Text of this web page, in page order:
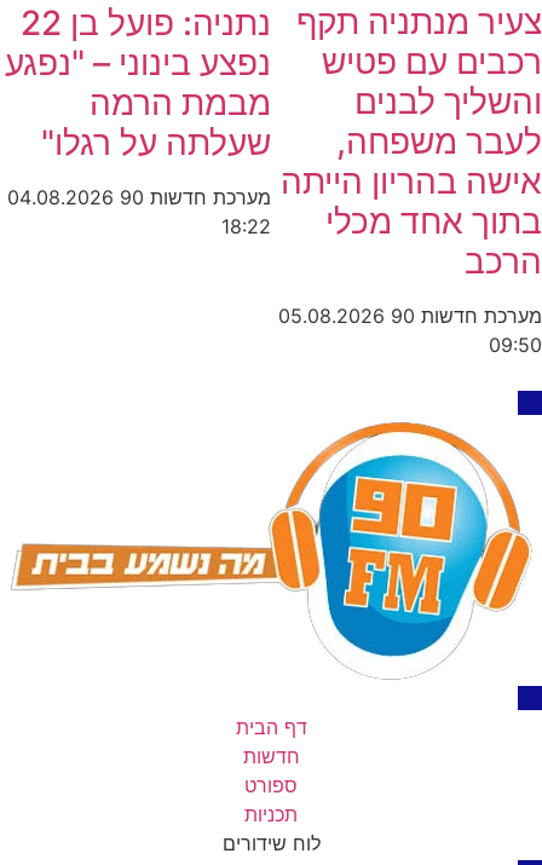
צעיר מנתניה תקף
רכבים עם פטיש
והשליך לבנים
לעבר משפחה,
אישה בהריון הייתה
בתוך אחד מכלי
הרכב
מערכת חדשות 90
05.08.2026
09:50
נתניה: פועל בן 22
נפצע בינוני – "נפגע
מבמת הרמה
שעלתה על רגלו"
מערכת חדשות 90
04.08.2026
18:22
דף הבית
חדשות
ספורט
תכניות
לוח שידורים